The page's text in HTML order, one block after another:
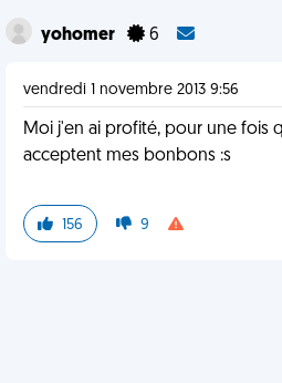
yohomer 6
vendredi 1 novembre 2013 9:56
Moi j'en ai profité, pour une fois
acceptent mes bonbons :s
156 9